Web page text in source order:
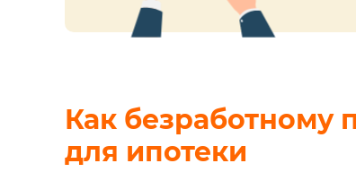
Как безработному
для ипотеки